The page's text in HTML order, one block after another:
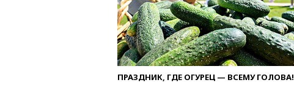
ПРАЗДНИК, ГДЕ ОГУРЕЦ — ВСЕМУ ГОЛОВА!